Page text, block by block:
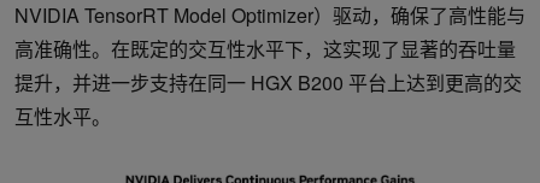
NVIDIA TensorRT Model Optimizer）驱动，确保了高性能与
高准确性。在既定的交互性水平下，这实现了显著的吞吐量
提升，并进一步支持在同一 HGX B200 平台上达到更高的交
互性水平。